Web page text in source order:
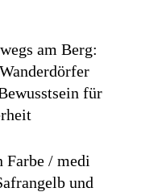
am Berg:
für
Farbe / medi
und